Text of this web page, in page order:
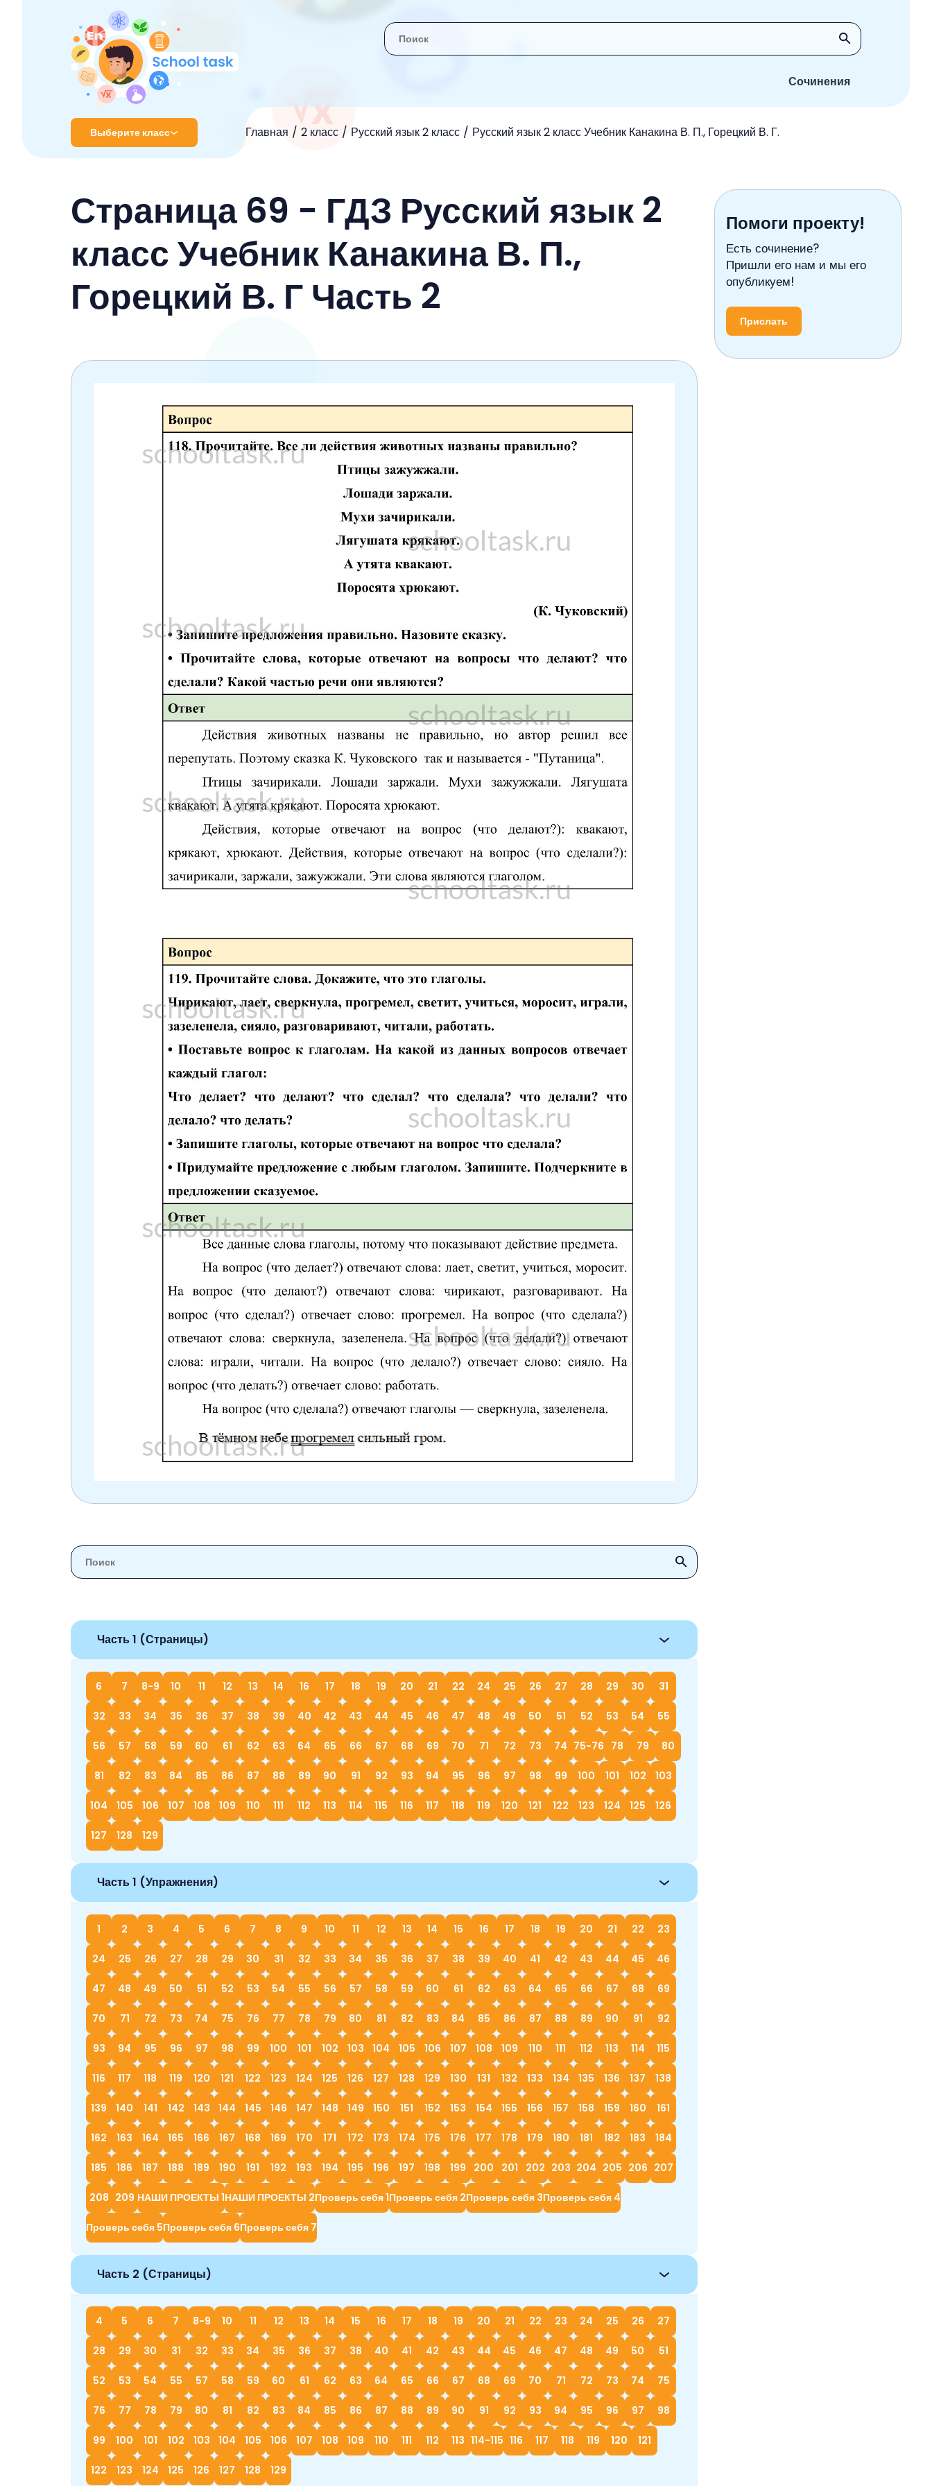
Сочинения
Выберите класс Главная 2 класс Русский язык 2 класс Русский язык 2 класс Учебник Канакина В. П., Горецкий В. Г.
2 класс
3 класс
4 класс
5 класс
6 класс
Страница 69 - ГДЗ Русский язык 2
класс Учебник Канакина В. П.,
Горецкий В. Г Часть 2
Часть 1 (Страницы)
6 7 8-9 10 11 12 13 14 16 17 18 19 20 21 22 24 25 26 27 28 29 30 31
32 33 34 35 36 37 38 39 40 42 43 44 45 46 47 48 49 50 51 52 53 54 55
56 57 58 59 60 61 62 63 64 65 66 67 68 69 70 71 72 73 74 75-76 78 79 80
81 82 83 84 85 86 87 88 89 90 91 92 93 94 95 96 97 98 99 100 101 102 103
104 105 106 107 108 109 110 111 112 113 114 115 116 117 118 119 120 121 122 123 124 125 126
127 128 129
Часть 1 (Упражнения)
1 2 3 4 5 6 7 8 9 10 11 12 13 14 15 16 17 18 19 20 21 22 23
24 25 26 27 28 29 30 31 32 33 34 35 36 37 38 39 40 41 42 43 44 45 46
47 48 49 50 51 52 53 54 55 56 57 58 59 60 61 62 63 64 65 66 67 68 69
70 71 72 73 74 75 76 77 78 79 80 81 82 83 84 85 86 87 88 89 90 91 92
93 94 95 96 97 98 99 100 101 102 103 104 105 106 107 108 109 110 111 112 113 114 115
116 117 118 119 120 121 122 123 124 125 126 127 128 129 130 131 132 133 134 135 136 137 138
139 140 141 142 143 144 145 146 147 148 149 150 151 152 153 154 155 156 157 158 159 160 161
162 163 164 165 166 167 168 169 170 171 172 173 174 175 176 177 178 179 180 181 182 183 184
185 186 187 188 189 190 191 192 193 194 195 196 197 198 199 200 201 202 203 204 205 206 207
208 209 НАШИ ПРОЕКТЫ 1НАШИ ПРОЕКТЫ 2Проверь себя 1Проверь себя 2Проверь себя 3Проверь себя 4
Проверь себя 5Проверь себя 6Проверь себя 7
Часть 2 (Страницы)
4 5 6 7 8-9 10 11 12 13 14 15 16 17 18 19 20 21 22 23 24 25 26 27
28 29 30 31 32 33 34 35 36 37 38 40 41 42 43 44 45 46 47 48 49 50 51
52 53 54 55 57 58 59 60 61 62 63 64 65 66 67 68 69 70 71 72 73 74 75
76 77 78 79 80 81 82 83 84 85 86 87 88 89 90 91 92 93 94 95 96 97 98
99 100 101 102 103 104 105 106 107 108 109 110 111 112 113 114-115 116 117 118 119 120 121
122 123 124 125 126 127 128 129
Помоги проекту!
Есть сочинение?
Пришли его нам и мы его
опубликуем!
Прислать